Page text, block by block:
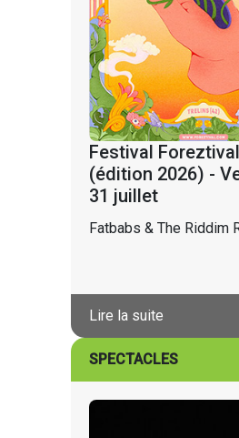
Festival
(édition 2026) -
31 juillet
Fatbabs & The Riddim
Lire la suite
SPECTACLES